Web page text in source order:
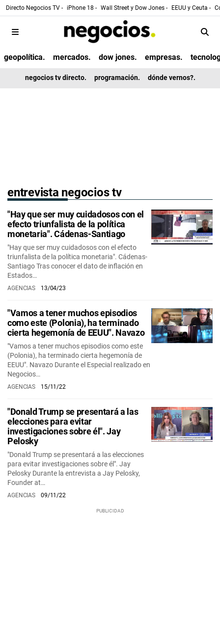
Directo Negocios TV - iPhone 18 - Wall Street y Dow Jones - EEUU y Ceuta -
geopolítica. mercados. dow jones. empresas.
negocios tv directo. programación. dónde vernos?.
entrevista negocios tv
"Hay que ser muy cuidadosos con el
efecto triunfalista de la política
monetaria". Cádenas-Santiago
"Hay que ser muy cuidadosos con el efecto
triunfalista de la política monetaria". Cádenas-
Santiago Tras conocer el dato de inflación en
Estados…
AGENCIAS 13/04/23
"Vamos a tener muchos episodios
como este (Polonia), ha terminado
cierta hegemonía de EEUU". Navazo
"Vamos a tener muchos episodios como este
(Polonia), ha terminado cierta hegemonía de
EEUU". Navazo Durante el Especial realizado en
Negocios…
AGENCIAS 15/11/22
"Donald Trump se presentará a las
elecciones para evitar
investigaciones sobre él". Jay
Pelosky
"Donald Trump se presentará a las elecciones
para evitar investigaciones sobre él". Jay
Pelosky Durante la entrevista a Jay Pelosky,
Founder at…
AGENCIAS 09/11/22